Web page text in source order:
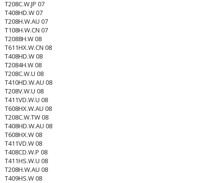
T208C.W.JP 07
T408HD.W 07
T208H.W.AU 07
T108H.W.CN 07
T2088H.W 08
T611HX.W.CN 08
T408HD.W 08
T2084H.W 08
T208C.W.U 08
T410HD.W.AU 08
T208V.W.U 08
T411VD.W.U 08
T608HX.W.AU 08
T208C.W.TW 08
T408HD.W.AU 08
T608HX.W 08
T411VD.W 08
T408CD.W.P 08
T411HS.W.U 08
T208H.W.AU 08
T409HS.W 08